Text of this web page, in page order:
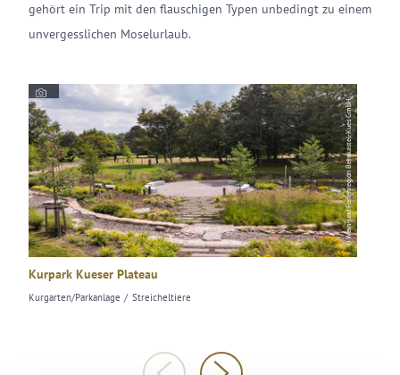
gehört ein Trip mit den flauschigen Typen unbedingt zu einem
unvergesslichen Moselurlaub.
© Wein- und Ferienregion Bernkastel-Kues GmbH
Kurpark Kueser Plateau
Kurgarten/Parkanlage Streicheltiere